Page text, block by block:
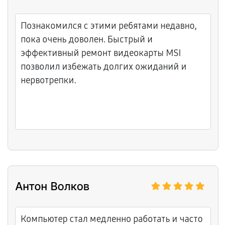
Познакомился с этими ребятами недавно,
пока очень доволен. Быстрый и
эффективный ремонт видеокарты MSI
позволил избежать долгих ожиданий и
нервотрепки.
Антон Волков
Компьютер стал медленно работать и часто